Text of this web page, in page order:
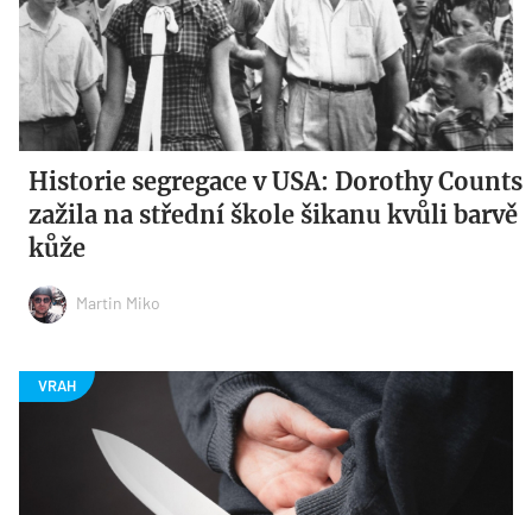
Historie segregace v USA: Dorothy Counts
zažila na střední škole šikanu kvůli barvě
kůže
Martin Miko